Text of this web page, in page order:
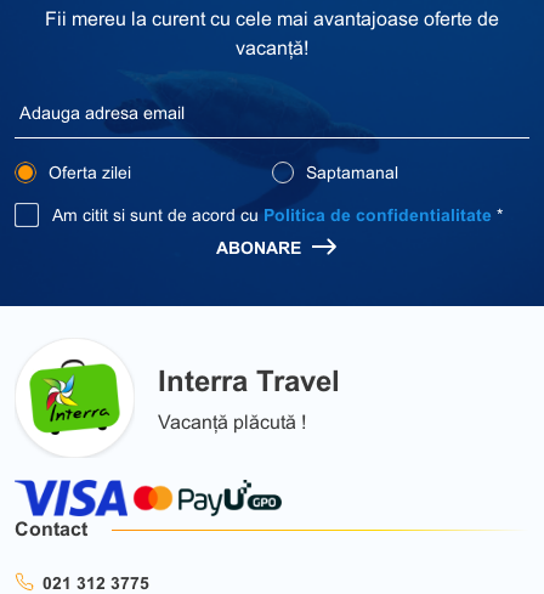
Fii mereu la curent cu cele mai avantajoase oferte de
vacanță!
Oferta zilei Saptamanal
Am citit si sunt de acord cu Politica de confidentialitate *
ABONARE
Interra Travel
Vacanță plăcută !
Contact
021 312 3775